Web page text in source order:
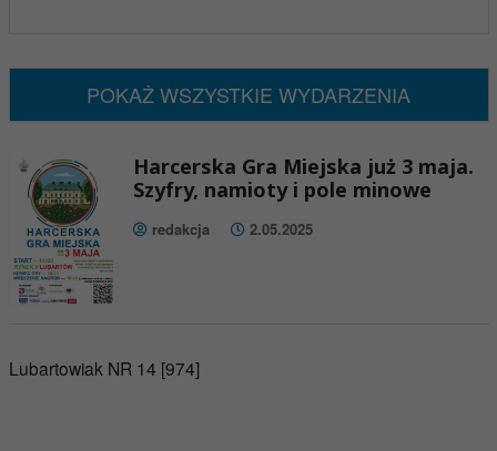
POKAŻ WSZYSTKIE WYDARZENIA
Harcerska Gra Miejska już 3 maja.
Szyfry, namioty i pole minowe
redakcja 2.05.2025
Lubartowiak NR 14 [974]